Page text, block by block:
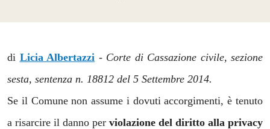
di Licia Albertazzi - Corte di Cassazione civile, sezione
sesta, sentenza n. 18812 del 5 Settembre 2014.
Se il Comune non assume i dovuti accorgimenti, è tenuto
a risarcire il danno per violazione del diritto alla privacy